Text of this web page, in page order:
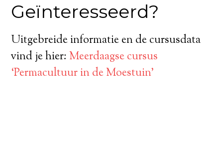
Geïnteresseerd?
Uitgebreide informatie en de cursusdata
vind je hier:Meerdaagse cursus
‘Permacultuur in de Moestuin’